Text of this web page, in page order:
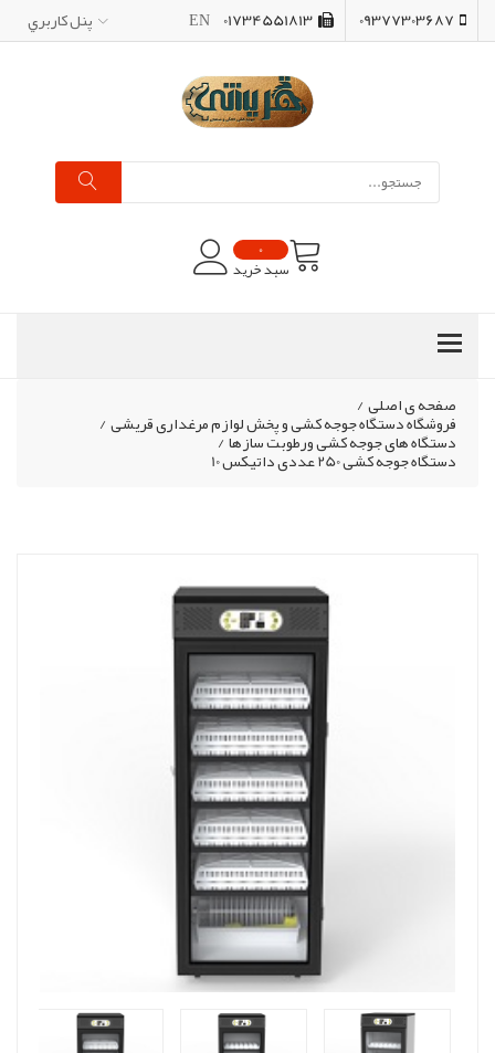
09377303687
01734551813
EN پنل کاربري
0
سبد خرید
صفحه ی اصلی/
فروشگاه دستگاه جوجه کشی و پخش لوازم مرغداری قریشی/
دستگاه های جوجه کشی ورطوبت سازها/
دستگاه جوجه کشی 250 عددی داتیکس 10